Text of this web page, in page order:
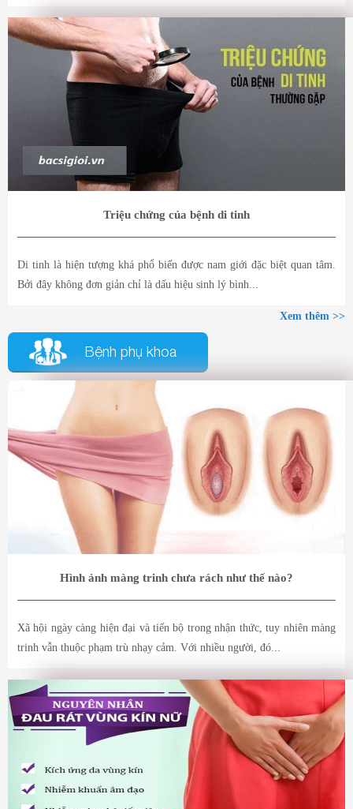
Triệu chứng của bệnh di tinh
Di tinh là hiện tượng khá phổ biến được nam giới đặc biệt quan tâm.
Bởi đây không đơn giản chỉ là dấu hiệu sinh lý bình...
Xem thêm >>
Bệnh phụ khoa
Hình ảnh màng trinh chưa rách như thế nào?
Xã hội ngày càng hiện đại và tiến bộ trong nhận thức, tuy nhiên màng
trinh vẫn thuộc phạm trù nhạy cảm. Với nhiều người, đó...